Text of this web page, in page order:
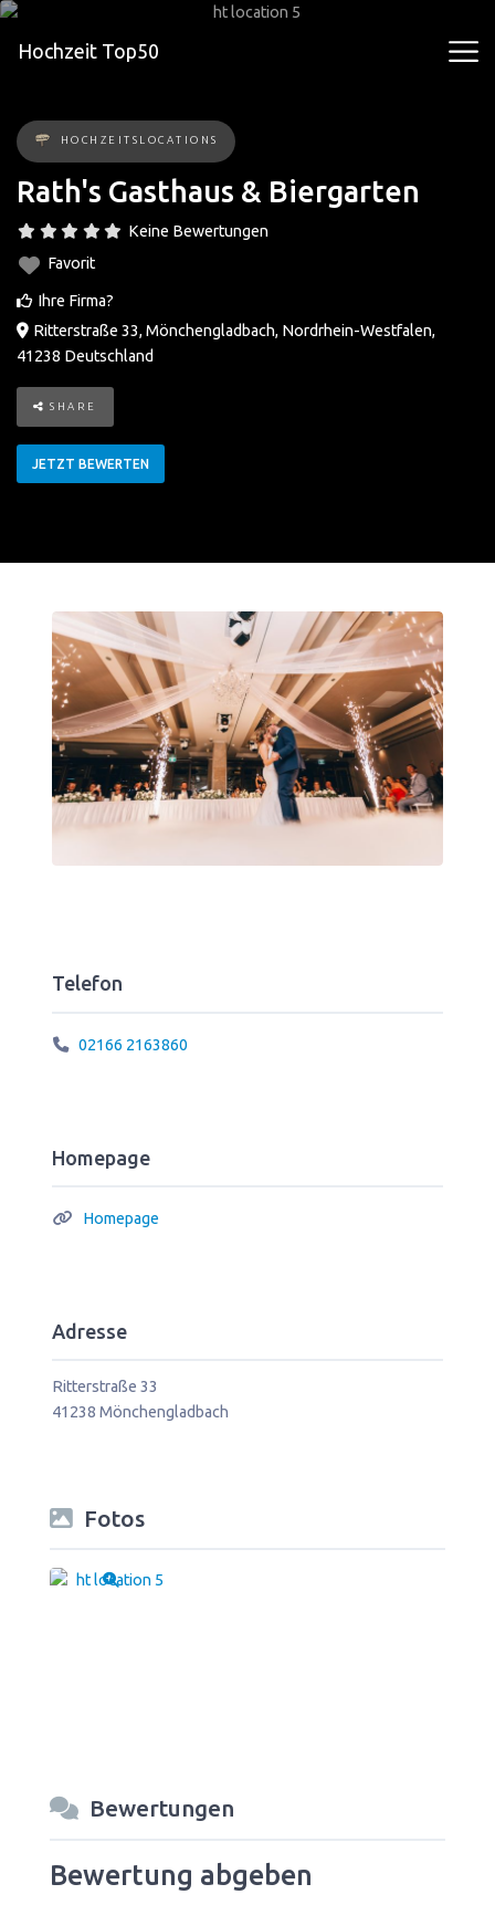
Hochzeit Top50
HOCHZEITSLOCATIONS
Rath's Gasthaus & Biergarten
Keine Bewertungen
Favorit
Ihre Firma?
Ritterstraße 33, Mönchengladbach, Nordrhein-Westfalen,
41238 Deutschland
SHARE
JETZT BEWERTEN
Fotos
Bewertungen
Bewertung abgeben
Telefon
02166 2163860
Homepage
Homepage
Adresse
Ritterstraße 33
41238 Mönchengladbach